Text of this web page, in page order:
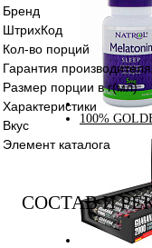
100%
Бренд
ШтрихКод
Кол-во порций
Гарантия производителя
Размер порции в г(мл)
Характеристики
Вкус
Элемент каталога
СОСТАВ И